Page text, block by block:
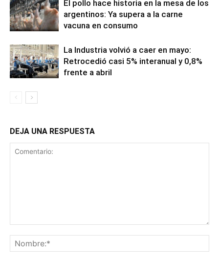
El pollo hace historia en la mesa de los
argentinos: Ya supera a la carne
vacuna en consumo
La Industria volvió a caer en mayo:
Retrocedió casi 5% interanual y 0,8%
frente a abril
DEJA UNA RESPUESTA